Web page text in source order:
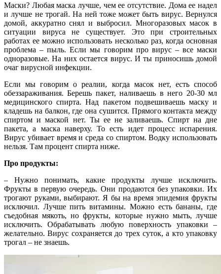
Маски? Любая маска лучше, чем ее отсутствие. Дома ее надел
и лучше не трогай. На ней тоже может быть вирус. Вернулся
домой, аккуратно снял и выбросил. Многоразовых масок в
ситуации вируса не существует. Это при строительных
работах ее можно использовать несколько раз, когда основная
проблема – пыль. Если мы говорим про вирус – все маски
одноразовые. На них остается вирус. И ты приносишь домой
очаг вирусной инфекции.
Если мы говорим о реалии, когда масок нет, есть способ
обеззараживания. Берешь пакет, наливаешь в него 20-30 мл
медицинского спирта. Над пакетом подвешиваешь маску и
кладешь на балкон, где она сушится. Прямого контакта между
спиртом и маской нет. Ты ее не заливаешь. Спирт на дне
пакета, а маска наверху. То есть идет процесс испарения.
Вирус убивает время и среда со спиртом. Водку использовать
нельзя. Там процент спирта ниже.
Про продукты:
– Нужно понимать, какие продукты лучше исключить.
Фрукты в первую очередь. Они продаются без упаковки. Их
трогают руками, выбирают. Я бы на время эпидемия фрукты
исключил. Лучше пить витамины. Можно есть бананы, где
съедобная мякоть, но фрукты, которые нужно мыть, лучше
исключить. Обрабатывать любую поверхность упаковки –
желательно. Вирус сохраняется до трех суток, а кто упаковку
трогал – не знаешь.